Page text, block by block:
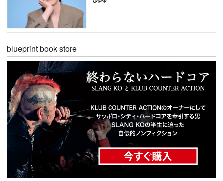
blueprint book store